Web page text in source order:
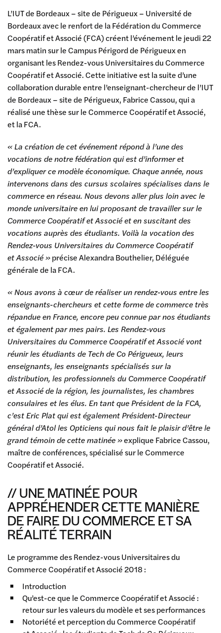
L’IUT de Bordeaux – site de Périgueux – Université de
Bordeaux avec le renfort de la Fédération du Commerce
Coopératif et Associé (FCA) créent l’événement le jeudi 22
mars matin sur le Campus Périgord de Périgueux en
organisant les Rendez-vous Universitaires du Commerce
Coopératif et Associé. Cette initiative est la suite d’une
collaboration durable entre l’enseignant-chercheur de l’IUT
de Bordeaux – site de Périgueux, Fabrice Cassou, qui a
réalisé une thèse sur le Commerce Coopératif et Associé,
et la FCA.
« La création de cet événement répond à l’une des
vocations de notre fédération qui est d’informer et
d’expliquer ce modèle économique. Chaque année, nous
intervenons dans des cursus scolaires spécialises dans le
commerce en réseau. Nous devons aller plus loin avec le
monde universitaire en lui proposant de travailler sur le
Commerce Coopératif et Associé et en suscitant des
vocations auprès des étudiants. Voilà la vocation des
Rendez-vous Universitaires du Commerce Coopératif
et Associé »précise Alexandra Bouthelier, Déléguée
générale de la FCA.
« Nous avons à cœur de réaliser un rendez-vous entre les
enseignants-chercheurs et cette forme de commerce très
répandue en France, encore peu connue par nos étudiants
et également par mes pairs. Les Rendez-vous
Universitaires du Commerce Coopératif et Associé vont
réunir les étudiants de Tech de Co Périgueux, leurs
enseignants, les enseignants spécialisés sur la
distribution, les professionnels du Commerce Coopératif
et Associé de la région, les journalistes, les chambres
consulaires et les élus. En tant que Président de la FCA,
c’est Eric Plat qui est également Président-Directeur
général d’Atol les Opticiens qui nous fait le plaisir d’être le
grand témoin de cette matinée »explique Fabrice Cassou,
maître de conférences, spécialisé sur le Commerce
Coopératif et Associé.
// UNE MATINÉE POUR
APPRÉHENDER CETTE MANIÈRE
DE FAIRE DU COMMERCE ET SA
RÉALITÉ TERRAIN
Le programme des Rendez-vous Universitaires du
Commerce Coopératif et Associé 2018 :
Introduction
Qu’est-ce que le Commerce Coopératif et Associé :
retour sur les valeurs du modèle et ses performances
Notoriété et perception du Commerce Coopératif